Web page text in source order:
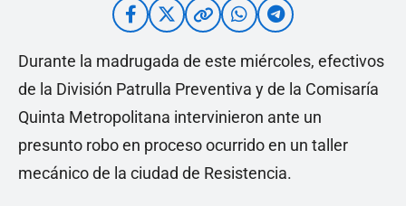
Durante la madrugada de este miércoles, efectivos
de la División Patrulla Preventiva y de la Comisaría
Quinta Metropolitana intervinieron ante un
presunto robo en proceso ocurrido en un taller
mecánico de la ciudad de Resistencia.